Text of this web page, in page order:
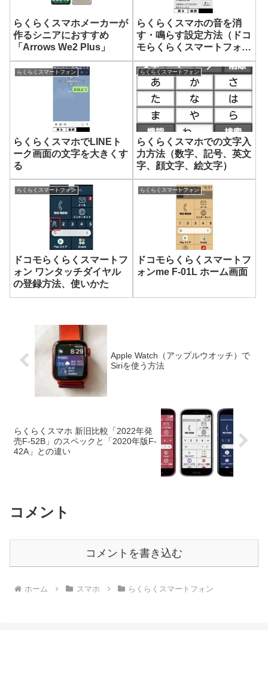
らくらくスマホメーカーが
作るシニアにおすすめ
「Arrows We2 Plus」
らくらくスマホの音を消
す・鳴らす設定方法（ドコ
モらくらくスマートフォン
me F-01L）
らくらくスマートフォン
らくらくスマホでLINEト
ーク画面の文字を大きくす
る
らくらくスマートフォン
らくらくスマホでの文字入
力方法（数字、記号、英文
字、顔文字、絵文字）
らくらくスマートフォン
ドコモらくらくスマートフ
ォン ワンタッチダイヤル
の登録方法、使いかた
らくらくスマートフォン
ドコモらくらくスマートフ
ォンme F-01L ホーム画面
Apple Watch（アップルウオッチ）で
Siriを使う方法
らくらくスマホ 新旧比較「2022年発
売F-52B」のスペックと「2020年版F-
42A」との違い
コメント
コメントを書き込む
ホーム スマホ らくらくスマートフォン